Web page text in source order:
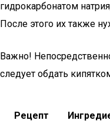
гидрокарбонатом
После этого их также
Важно!
следует обдать
Рецепт